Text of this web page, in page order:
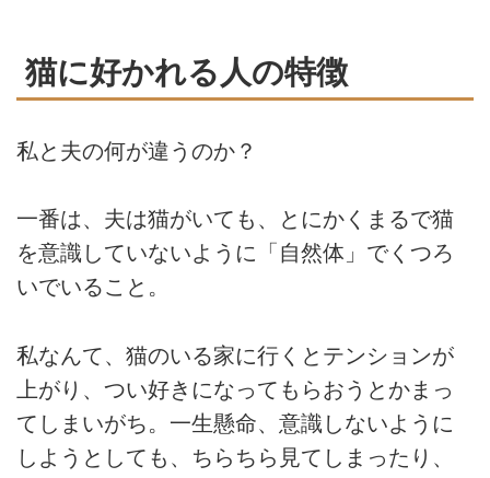
猫に好かれる人の特徴
私と夫の何が違うのか？
一番は、夫は猫がいても、とにかくまるで猫
を意識していないように「自然体」でくつろ
いでいること。
私なんて、猫のいる家に行くとテンションが
上がり、つい好きになってもらおうとかまっ
てしまいがち。一生懸命、意識しないように
しようとしても、ちらちら見てしまったり、